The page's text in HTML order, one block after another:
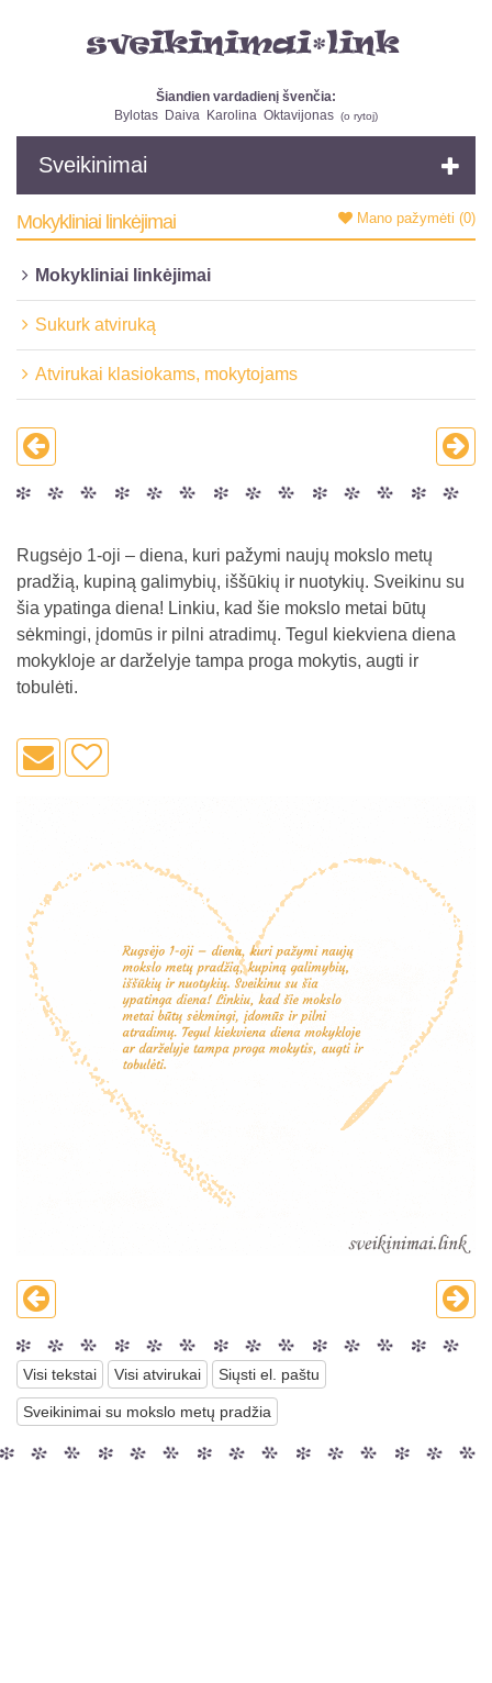
Šiandien vardadienį švenčia:
Bylotas Daiva Karolina Oktavijonas (o rytoj)
Sveikinimai
Mano pažymėti (0)
Mokykliniai linkėjimai
Mokykliniai linkėjimai
Sukurk atviruką
Atvirukai klasiokams, mokytojams
Rugsėjo 1-oji – diena, kuri pažymi naujų mokslo metų
pradžią, kupiną galimybių, iššūkių ir nuotykių. Sveikinu su
šia ypatinga diena! Linkiu, kad šie mokslo metai būtų
sėkmingi, įdomūs ir pilni atradimų. Tegul kiekviena diena
mokykloje ar darželyje tampa proga mokytis, augti ir
tobulėti.
Visi tekstai Visi atvirukai Siųsti el. paštu
Sveikinimai su mokslo metų pradžia